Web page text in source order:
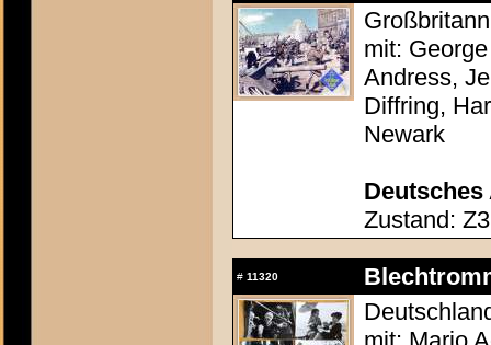
mit:
Andress,
Diffring,
Newark
Deutsches
Zustand: Z3
# 11320